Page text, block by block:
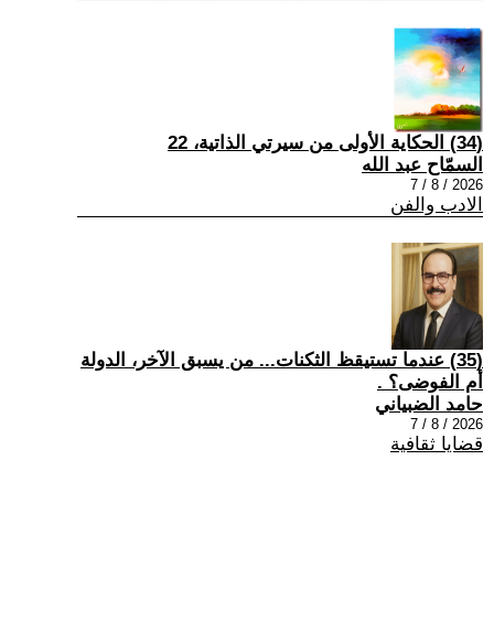
(34) الحكاية الأولى من سيرتي الذاتية، 22
السمّاح عبد الله
2026 / 8 / 7
الادب والفن
(35) عندما تستيقظ الثكنات... من يسبق الآخر، الدولة
أم الفوضى؟ .
حامد الضبياني
2026 / 8 / 7
قضايا ثقافية